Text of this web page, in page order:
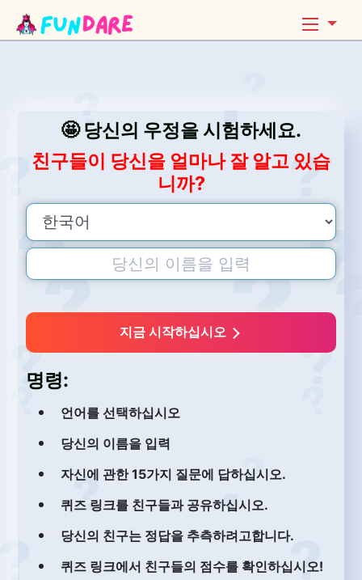
🤩 당신의 우정을 시험하세요.
친구들이 당신을 얼마나 잘 알고 있습
니까?
지금 시작하십시오
명령:
언어를 선택하십시오
당신의 이름을 입력
자신에 관한 15가지 질문에 답하십시오.
퀴즈 링크를 친구들과 공유하십시오.
당신의 친구는 정답을 추측하려고합니다.
퀴즈 링크에서 친구들의 점수를 확인하십시오!